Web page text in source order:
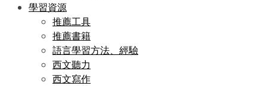
學習資源
推薦工具
推薦書籍
語言學習方法、經驗
西文聽力
西文寫作